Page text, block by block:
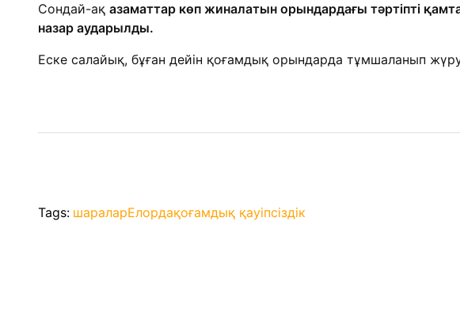
Сондай-ақ азаматтар көп жиналатын орындардағы тәртіпті
назар аударылды.
Еске салайық, бұған дейін қоғамдық орындарда тұмшаланып
Tags: шараларЕлордақоғамдық қауіпсіздік